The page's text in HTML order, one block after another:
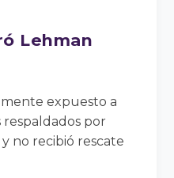
Lehman
expuesto a
por
no recibió rescate